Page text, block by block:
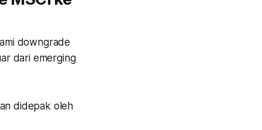
downgrade
dari emerging
didepak oleh